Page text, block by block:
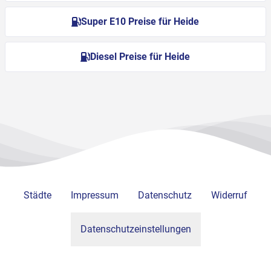
Super E10 Preise für Heide
Diesel Preise für Heide
Städte Impressum Datenschutz Widerruf
Datenschutzeinstellungen